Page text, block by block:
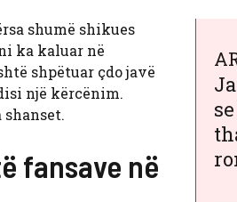
shumë shikues
ka kaluar në
shpëtuar çdo javë
një kërcënim.
fansave në